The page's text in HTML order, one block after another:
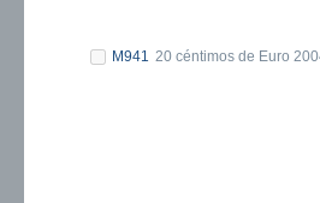
M941 20 céntimos de Euro